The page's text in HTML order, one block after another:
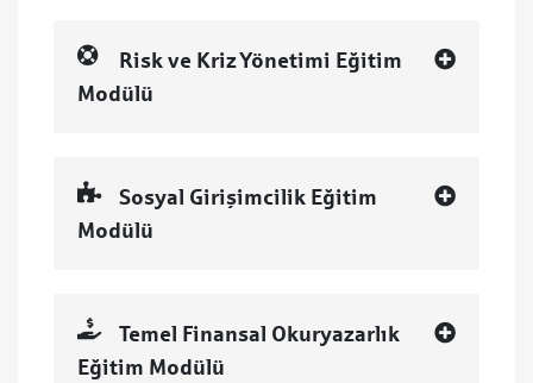
Risk ve Kriz Yönetimi Eğitim
Modülü
Sosyal Girişimcilik Eğitim
Modülü
Temel Finansal Okuryazarlık
Eğitim Modülü